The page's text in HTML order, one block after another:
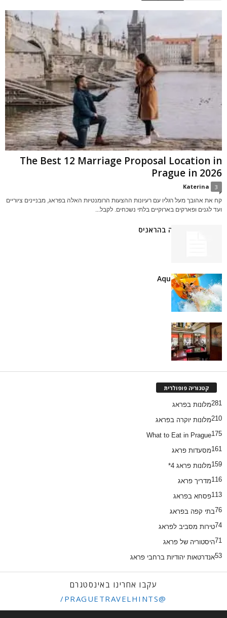
The Best 12 Marriage Proposal Location in
Prague in 2026
Katerina 3
קח את אהובך מעל רגליו עם רעיונות ההצעות הרומנטיות האלה בפראג, מבניינים ציוריים
ועד לגנים ופארקים בארוקיים בלתי נשכחים. לקבל...
בית הכנסת גלריה בהראניס
Aqualand Moravia
קפה סלביה
קטגוריה פופולרית
מלונות בפראג281
מלונות יוקרה בפראג210
What to Eat in Prague175
מסעדות פראג161
מלונות פראג 4*159
מדריך פראג116
פסחא בפראג113
בתי קפה בפראג76
טירות מסביב לפראג74
היסטוריה של פראג71
אנדרטאות יהודיות ברחבי פראג53
עקבו אחרינו באינסטגרם
@PRAGUETRAVELHINTS/